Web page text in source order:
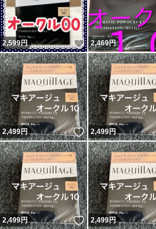
2,599円 いいね！
2,469円
2,499円 いいね！
2,499円
2,499円 いいね！
2,499円